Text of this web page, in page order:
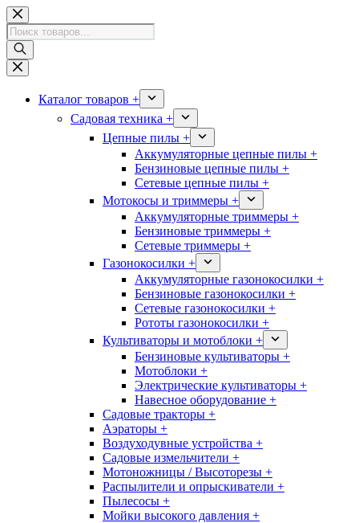
Перейти
к
сути
Поиск
товаров
Каталог товаров +
Садовая техника +
Цепные пилы +
Аккумуляторные цепные пилы +
Бензиновые цепные пилы +
Сетевые цепные пилы +
Мотокосы и триммеры +
Аккумуляторные триммеры +
Бензиновые триммеры +
Сетевые триммеры +
Газонокосилки +
Аккумуляторные газонокосилки +
Бензиновые газонокосилки +
Сетевые газонокосилки +
Рототы газонокосилки +
Культиваторы и мотоблоки +
Бензиновые культиваторы +
Мотоблоки +
Электрические культиваторы +
Навесное оборудование +
Садовые тракторы +
Аэраторы +
Воздуходувные устройства +
Садовые измельчители +
Мотоножницы / Высоторезы +
Распылители и опрыскиватели +
Пылесосы +
Мойки высокого давления +